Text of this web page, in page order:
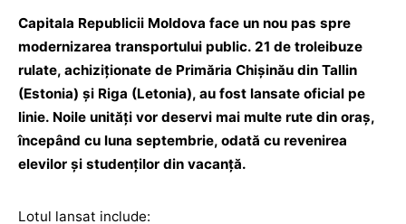
Capitala Republicii Moldova face un nou pas spre
modernizarea transportului public. 21 de troleibuze
rulate, achiziționate de Primăria Chișinău din Tallin
(Estonia) și Riga (Letonia), au fost lansate oficial pe
linie. Noile unități vor deservi mai multe rute din oraș,
începând cu luna septembrie, odată cu revenirea
elevilor și studenților din vacanță.
Lotul lansat include: